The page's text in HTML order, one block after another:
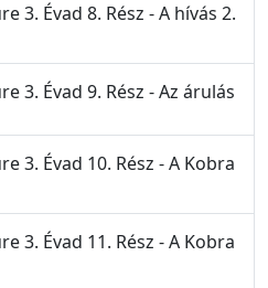
3. Évad 8. Rész - A hívás 2.
3. Évad 9. Rész - Az árulás
3. Évad 10. Rész - A Kobra
3. Évad 11. Rész - A Kobra